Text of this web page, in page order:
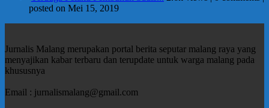
posted on Mei 15, 2019
Jurnalis Malang merupakan portal berita seputar malang raya yang
menyajikan kabar terbaru dan terupdate untuk warga malang pada
khususnya
Email : jurnalismalang@gmail.com